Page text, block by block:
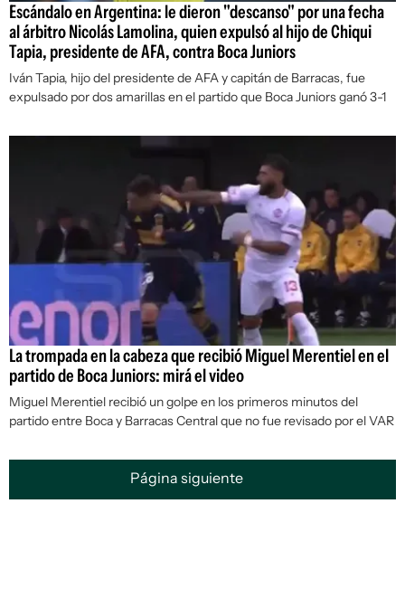
Escándalo en Argentina: le dieron "descanso" por una fecha
al árbitro Nicolás Lamolina, quien expulsó al hijo de Chiqui
Tapia, presidente de AFA, contra Boca Juniors
Iván Tapia, hijo del presidente de AFA y capitán de Barracas, fue
expulsado por dos amarillas en el partido que Boca Juniors ganó 3-1
La trompada en la cabeza que recibió Miguel Merentiel en el
partido de Boca Juniors: mirá el video
Miguel Merentiel recibió un golpe en los primeros minutos del
partido entre Boca y Barracas Central que no fue revisado por el VAR
Página siguiente